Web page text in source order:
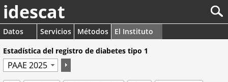
idescat
Datos Servicios Métodos
El Instituto
Estadística del registro de diabetes tipo 1